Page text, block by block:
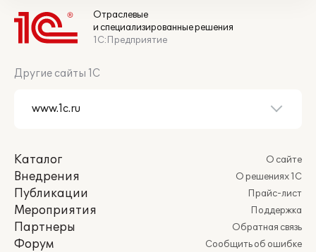
Отраслевые
и специализированные решения
1С:Предприятие
Другие сайты 1С
Каталог
Внедрения
Публикации
Мероприятия
Партнеры
Форум
О сайте
О решениях 1С
Прайс-лист
Поддержка
Обратная связь
Сообщить об ошибке